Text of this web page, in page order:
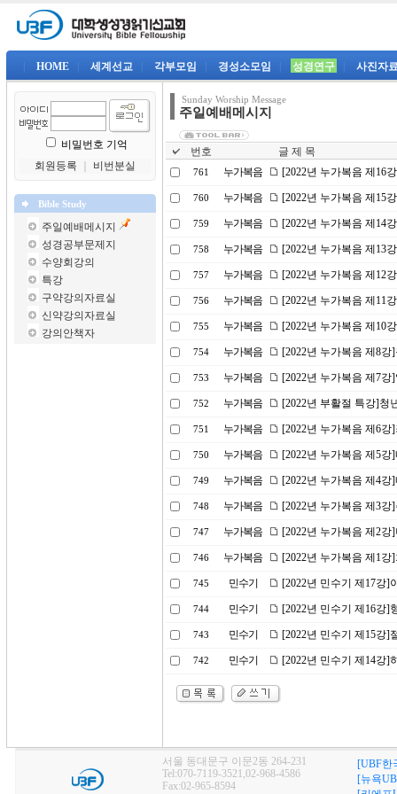
HOME 세계선교 각부모임 경성소모임 성경연구 사진자
비밀번호 기억
회원등록
비번분실
Bible Study
주일예배메시지
성경공부문제지
수양회강의
특강
구약강의자료실
신약강의자료실
강의안책자
Sunday Worship Message
주일예배메시지
번호 글 제 목
761 누가복음 [2022년 누가복음 제16
760 누가복음 [2022년 누가복음 제15
759 누가복음 [2022년 누가복음 제14
758 누가복음 [2022년 누가복음 제13
757 누가복음 [2022년 누가복음 제12
756 누가복음 [2022년 누가복음 제11
755 누가복음 [2022년 누가복음 제10
754 누가복음 [2022년 누가복음 제8
753 누가복음 [2022년 누가복음 제7
752 누가복음 [2022년 부활절 특강]청
751 누가복음 [2022년 누가복음 제6
750 누가복음 [2022년 누가복음 제5
749 누가복음 [2022년 누가복음 제4
748 누가복음 [2022년 누가복음 제3
747 누가복음 [2022년 누가복음 제2
746 누가복음 [2022년 누가복음 제1
745 민수기 [2022년 민수기 제17강]
744 민수기 [2022년 민수기 제16강]
743 민수기 [2022년 민수기 제15강]
742 민수기 [2022년 민수기 제14강]
서울 동대문구 이문2동 264-231
Tel:070-7119-3521,02-968-4586
Fax:02-965-8594
[UBF한
[뉴욕